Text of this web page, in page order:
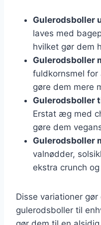
Gulerodsboller
laves med
hvilket gør dem
Gulerodsboller
fuldkornsmel
gøre dem mere
Gulerodsboller
Erstat æg med
gøre dem
Gulerodsboller
valnødder,
ekstra crunch
Disse variationer
gulerodsboller til